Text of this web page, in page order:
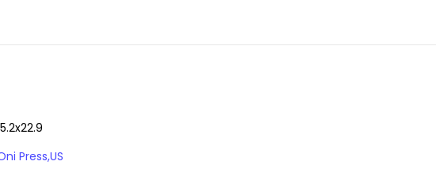
Press,US